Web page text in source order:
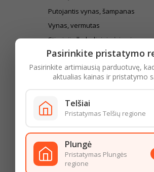
Putojantis vynas, šampanas
Vynas, vermutas
Stiprieji alkoholiniai gėrimai
Trauktinė, likeris, spiritiniai
Kiti stiprieji alkoholiniai gėrimai
Degtinė
Kūdikių ir vaikų prekės
Kūdikių ir vaikų higienos prekės
Naktipuodžiai ir vonelės kūdikiams
Pasirinkite pristatymo
Pasirinkite artimiausią parduotuvę,
aktualias kainas ir pristatymo
Telšiai
Pristatymas Telšių regione
Plungė
Pristatymas Plungės
regione